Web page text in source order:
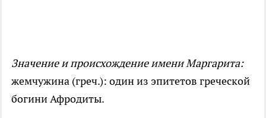
Значение и происхождение имени Маргарита:
жемчужина (греч.): один из эпитетов греческой
богини Афродиты.